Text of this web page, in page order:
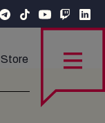
Store